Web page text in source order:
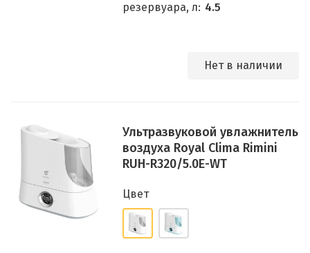
резервуара, л: 4.5
Нет в наличии
Ультразвуковой увлажнитель
воздуха Royal Clima Rimini
RUH-R320/5.0E-WT
Цвет